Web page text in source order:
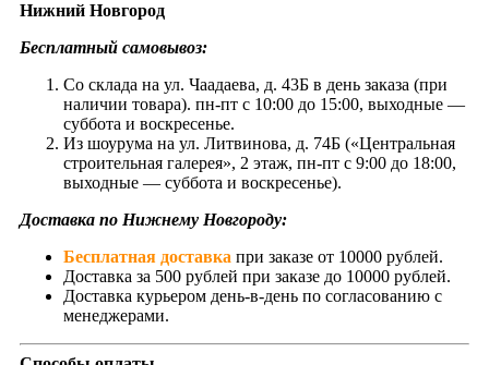
Нижний Новгород
Бесплатный самовывоз:
Со склада на ул. Чаадаева, д. 43Б в день заказа (при
наличии товара). пн-пт с 10:00 до 15:00, выходные —
суббота и воскресенье.
Из шоурума на ул. Литвинова, д. 74Б («Центральная
строительная галерея», 2 этаж, пн-пт с 9:00 до 18:00,
выходные — суббота и воскресенье).
Доставка по Нижнему Новгороду:
Бесплатная доставка при заказе от 10000 рублей.
Доставка за 500 рублей при заказе до 10000 рублей.
Доставка курьером день-в-день по согласованию с
менеджерами.